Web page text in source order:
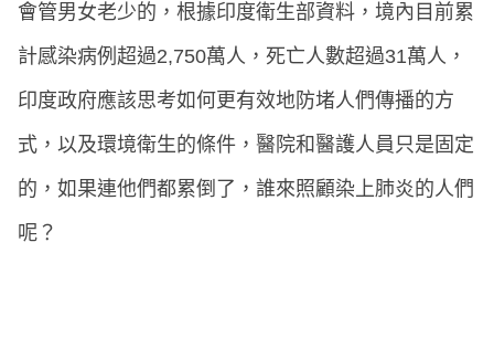
會管男女老少的，根據印度衛生部資料，境內目前累
計感染病例超過2,750萬人，死亡人數超過31萬人，
印度政府應該思考如何更有效地防堵人們傳播的方
式，以及環境衛生的條件，醫院和醫護人員只是固定
的，如果連他們都累倒了，誰來照顧染上肺炎的人們
呢？